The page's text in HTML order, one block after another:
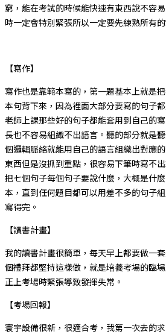
窮，能在考試的時候能快速有東西說不容
時一定會特別緊張所以一定要先練熟所有的
【寫作】
寫作也是靠範本寫的，第一題基本上就是
本句背下來，因為裡面大部分要寫的句子
老師上課那些好的句子都能套用到自己的
長也不容易組織不出語言。聽的部分就是
個邏輯脈絡就能用自己的語言組織出對應
東西但是沒抓到重點，很容易下筆時寫不
把七個句子每個句子要說什麼，大概是什
本，直到任何題目都可以用差不多的句子
寫得完。
【讀書計畫】
我的讀書計畫很簡單，每天早上都要做一
個禮拜都堅持這樣做，就是培養考場的臨
正上考場時緊張導致發揮失常。
【考場回報】
寰宇設備很新，很適合考，我第一次去的